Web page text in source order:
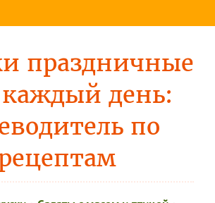
праздничные
день:
по